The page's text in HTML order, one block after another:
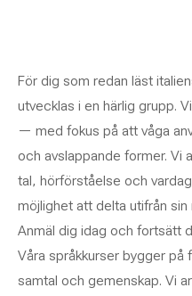
För dig som redan läst
utvecklas i en härlig grupp.
— med fokus på att våga
och avslappande former. Vi
tal, hörförståelse och
möjlighet att delta utifrån sin
Anmäl dig idag och fortsätt
Våra språkkurser bygger på
samtal och gemenskap. Vi